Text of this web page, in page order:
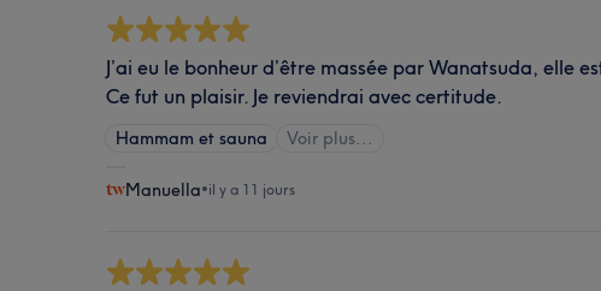
J’ai eu le bonheur d’être massée par Wanatsuda, elle
Ce fut un plaisir. Je reviendrai avec certitude.
Hammam et sauna Voir plus...
Manuella•il y a 11 jours